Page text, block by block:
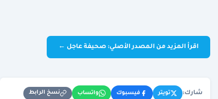
اقرأ المزيد من المصدر الأصلي: صحيفة عاجل ←
شارك: تويتر فيسبوك واتساب نسخ الرابط